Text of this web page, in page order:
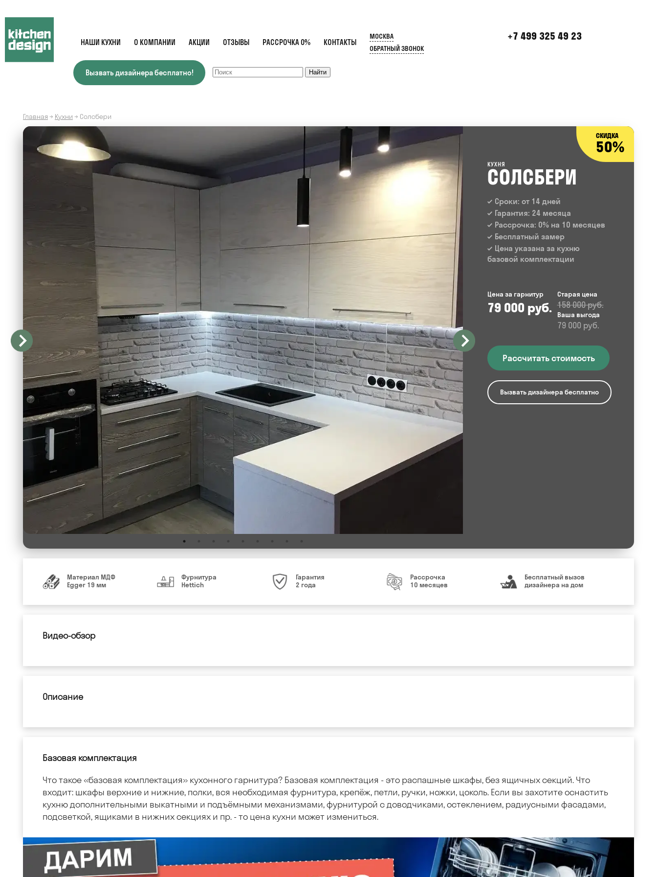
НАШИ КУХНИ О КОМПАНИИ АКЦИИ ОТЗЫВЫ РАССРОЧКА 0% КОНТАКТЫ
+7 499 325 49 23
Вызвать дизайнера бесплатно!
МОСКВА
ОБРАТНЫЙ ЗВОНОК
Главная→ Кухни → Солсбери
СКИДКА
50%
КУХНЯ
СОЛСБЕРИ
Сроки: от 14 дней
Гарантия: 24 месяца
Рассрочка: 0% на 10 месяцев
Бесплатный замер
Цена указана за кухню
базовой комплектации
Цена за гарнитур
79 000 руб.
Старая цена
158 000 руб.
Ваша выгода
79 000 руб.
Рассчитать стоимость
Вызвать дизайнера бесплатно
Материал МДФ
Egger 19 мм
Фурнитура
Hettich
Гарантия
2 года
Рассрочка
10 месяцев
Бесплатный вызов
дизайнера на дом
Видео-обзор
Описание
Базовая комплектация
Что такое «базовая комплектация» кухонного гарнитура? Базовая комплектация - это распашные шкафы, без ящичных секций. Что
входит: шкафы верхние и нижние, полки, вся необходимая фурнитура, крепёж, петли, ручки, ножки, цоколь. Если вы захотите оснастить
кухню дополнительными выкатными и подъёмными механизмами, фурнитурой с доводчиками, остеклением, радиусными фасадами,
подсветкой, ящиками в нижних секциях и пр. - то цена кухни может измениться.